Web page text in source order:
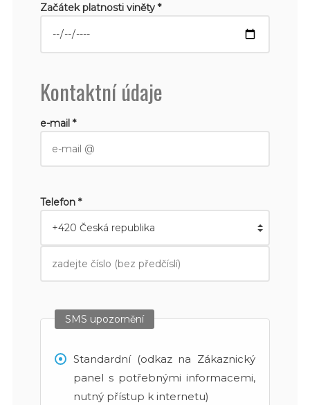
Začátek platnosti viněty *
Kontaktní údaje
e-mail *
Telefon *
SMS upozornění
Standardní (odkaz na Zákaznický
panel s potřebnými informacemi,
nutný přístup k internetu)